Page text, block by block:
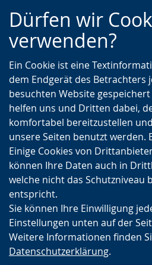
Zur
Zur
Zum
Inhalt
Dürfen wir
verwenden?
Ein Cookie ist eine
dem Endgerät des Betrachters
besuchten Website
helfen uns und Dritten dabei,
komfortabel bereitzustellen
unsere Seiten benutzt werden.
Einige Cookies von
können Ihre Daten auch in
welche nicht das Schutzniveau
entspricht.
Sie können Ihre Einwilligung
Einstellungen unten auf der
Weitere Informationen finden
Datenschutzerklärung.